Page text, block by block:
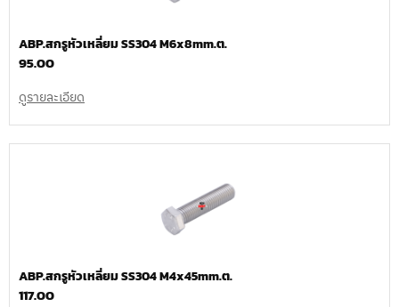
ABP.สกรูหัวเหลี่ยม SS304 M6x8mm.ต.
95.00
ดูรายละเอียด
ABP.สกรูหัวเหลี่ยม SS304 M4x45mm.ต.
117.00